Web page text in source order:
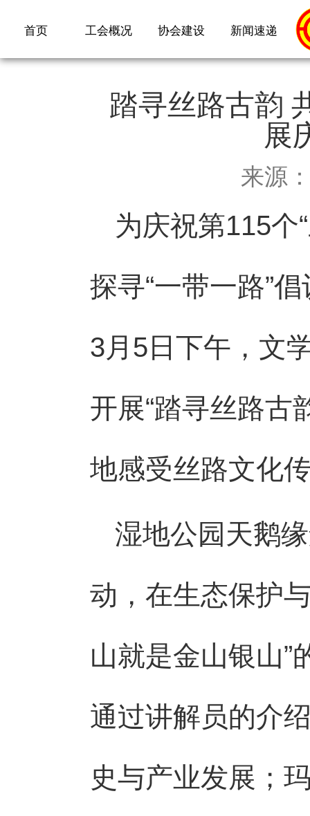
首页 工会概况 协会建设 新闻速递
踏寻丝路古韵
展
来源
为庆祝第115个
探寻“一带一路”
3月5日下午，文
开展“踏寻丝路古
地感受丝路文化
湿地公园天鹅
动，在生态保护
山就是金山银山”
通过讲解员的介
史与产业发展；